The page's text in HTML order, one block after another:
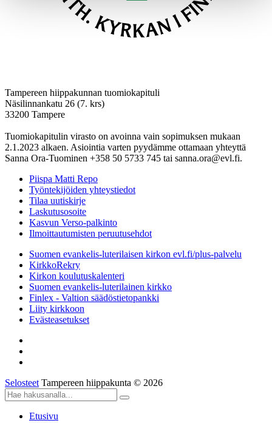
Tampereen hiippakunnan tuomiokapituli
Näsilinnankatu 26 (7. krs)
33200 Tampere
Tuomiokapitulin virasto on avoinna vain sopimuksen mukaan
2.1.2023 alkaen. Asiointia varten pyydämme ottamaan yhteyttä
Sanna Ora-Tuominen +358 50 5733 745 tai sanna.ora@evl.fi.
Piispa Matti Repo
Työntekijöiden yhteystiedot
Tilaa uutiskirje
Laskutusosoite
Kasvun Verso-palkinto
Ilmoittautumisten peruutusehdot
Suomen evankelis-luterilaisen kirkon evl.fi/plus-palvelu
KirkkoRekry
Kirkon koulutuskalenteri
Suomen evankelis-luterilainen kirkko
Finlex - Valtion säädöstietopankki
Liity kirkkoon
Evästeasetukset
Selosteet Tampereen hiippakunta © 2026
Etusivu